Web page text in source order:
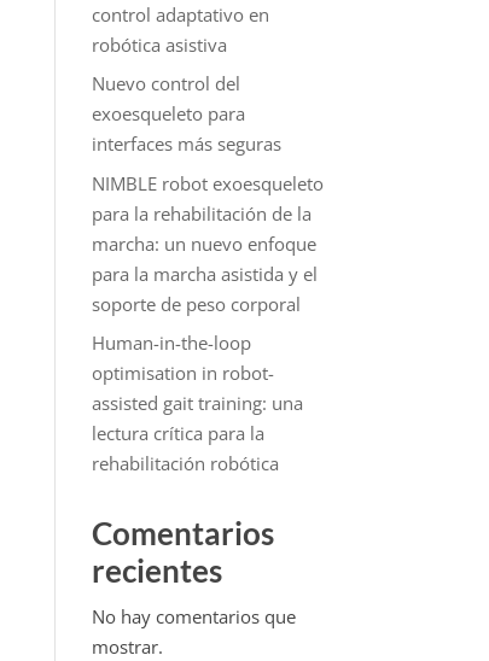
control adaptativo en
robótica asistiva
Nuevo control del
exoesqueleto para
interfaces más seguras
NIMBLE robot exoesqueleto
para la rehabilitación de la
marcha: un nuevo enfoque
para la marcha asistida y el
soporte de peso corporal
Human-in-the-loop
optimisation in robot-
assisted gait training: una
lectura crítica para la
rehabilitación robótica
Comentarios
recientes
No hay comentarios que
mostrar.